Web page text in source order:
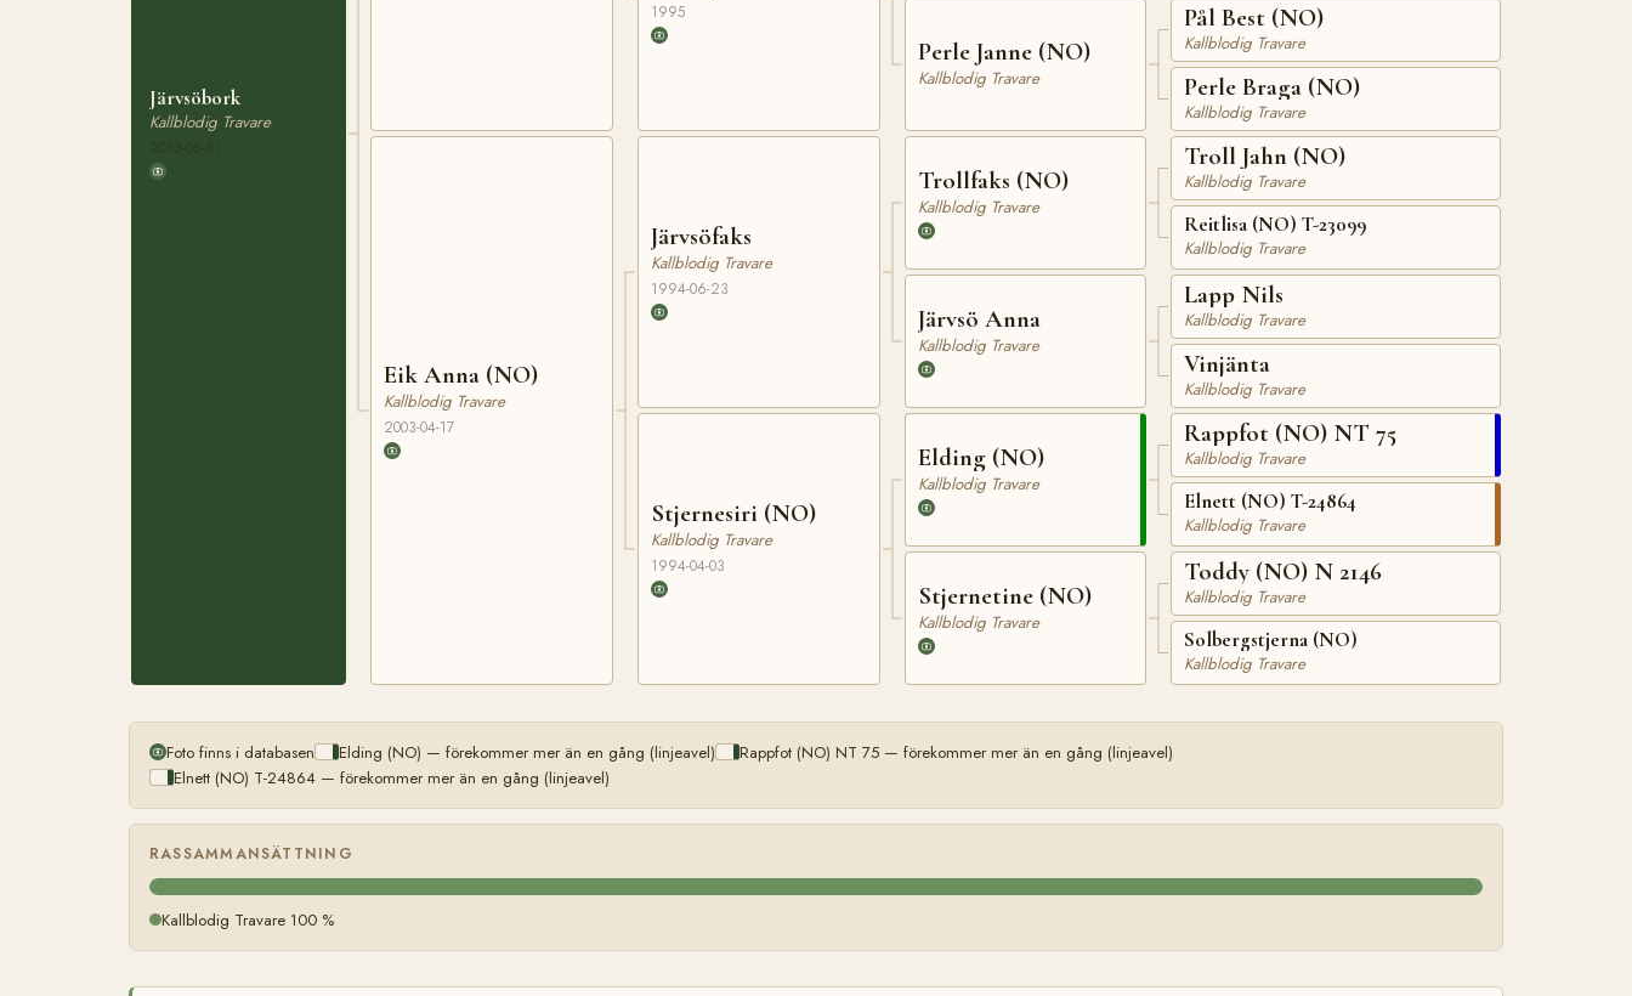
Järvsöbork
Kallblodig Travare
Eik Anna (NO)
Kallblodig Travare
2003-04-17
1995
Järvsöfaks
Kallblodig Travare
1994-06-23
Stjernesiri (NO)
Kallblodig Travare
1994-04-03
Perle Janne (NO)
Kallblodig Travare
Trollfaks (NO)
Kallblodig Travare
Järvsö Anna
Kallblodig Travare
Elding (NO)
Kallblodig Travare
Stjernetine (NO)
Kallblodig Travare
Pål Best (NO)
Kallblodig Travare
Perle Braga (NO)
Kallblodig Travare
Troll Jahn (NO)
Kallblodig Travare
Reitlisa (NO) T-23099
Kallblodig Travare
Lapp Nils
Kallblodig Travare
Vinjänta
Kallblodig Travare
Rappfot (NO) NT 75
Kallblodig Travare
Elnett (NO) T-24864
Kallblodig Travare
Toddy (NO) N 2146
Kallblodig Travare
Solbergstjerna (NO)
Kallblodig Travare
Foto finns i databasen Elding (NO) — förekommer mer än en gång (linjeavel)
Rappfot (NO) NT 75 — förekommer mer än en gång (linjeavel)
Elnett (NO) T-24864 — förekommer mer än en gång (linjeavel)
RASSAMMANSÄTTNING
Kallblodig Travare 100 %